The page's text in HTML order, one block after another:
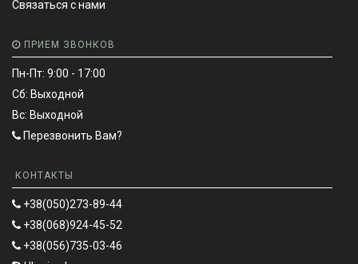
Связаться с нами
ПРИЕМ ЗВОНКОВ
Пн-Пт: 9:00 - 17:00
Сб: Выходной
Вс: Выходной
Перезвонить Вам?
КОНТАКТЫ
+38(050)273-89-44
+38(068)924-45-52
+38(056)735-03-46